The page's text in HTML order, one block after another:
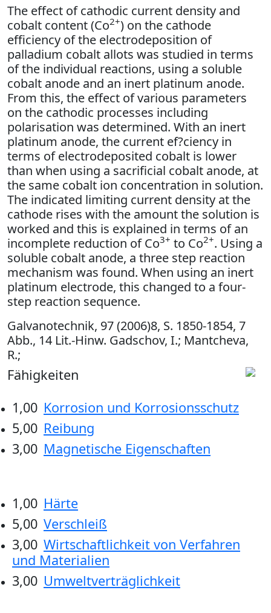
The effect of cathodic current density and
cobalt content (Co2+) on the cathode
efficiency of the electrodeposition of
palladium cobalt allots was studied in terms
of the individual reactions, using a soluble
cobalt anode and an inert platinum anode.
From this, the effect of various parameters
on the cathodic processes including
polarisation was determined. With an inert
platinum anode, the current ef?ciency in
terms of electrodeposited cobalt is lower
than when using a sacrificial cobalt anode, at
the same cobalt ion concentration in solution.
The indicated limiting current density at the
cathode rises with the amount the solution is
worked and this is explained in terms of an
incomplete reduction of Co3+ to Co2+. Using a
soluble cobalt anode, a three step reaction
mechanism was found. When using an inert
platinum electrode, this changed to a four-
step reaction sequence.
Galvanotechnik, 97 (2006)8, S. 1850-1854, 7
Abb., 14 Lit.-Hinw. Gadschov, I.; Mantcheva,
R.;
Fähigkeiten
1,00 Korrosion und Korrosionsschutz
5,00 Reibung
3,00 Magnetische Eigenschaften
1,00 Härte
5,00 Verschleiß
3,00 Wirtschaftlichkeit von Verfahren
und Materialien
3,00 Umweltverträglichkeit